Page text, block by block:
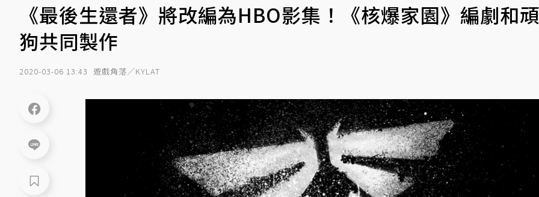
《最後生還者》將改編為HBO影集！《核爆家園》編劇和
狗共同製作
2020-03-06 13:43 遊戲角落／KYLAT